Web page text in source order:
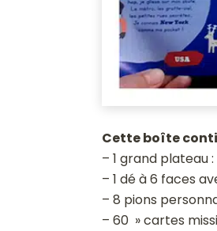
Cette boîte
– 1 grand
– 1 dé à 6 faces
– 8 pions
– 60 » cartes